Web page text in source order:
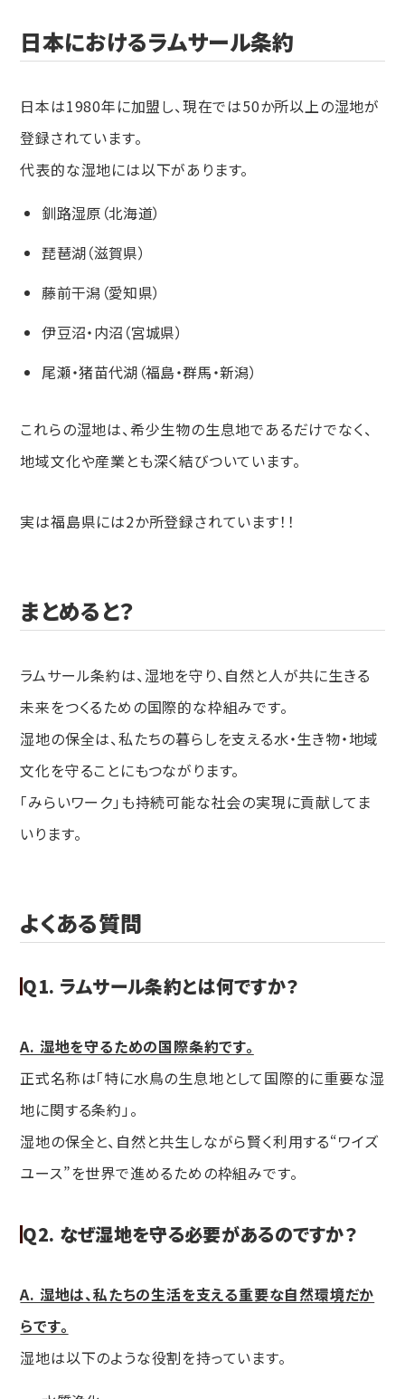
日本におけるラムサール条約
日本は1980年に加盟し、現在では50か所以上の湿地が
登録されています。
代表的な湿地には以下があります。
釧路湿原（北海道）
琵琶湖（滋賀県）
藤前干潟（愛知県）
伊豆沼・内沼（宮城県）
尾瀬・猪苗代湖（福島・群馬・新潟）
これらの湿地は、希少生物の生息地であるだけでなく、
地域文化や産業とも深く結びついています。
実は福島県には2か所登録されています！！
まとめると？
ラムサール条約は、湿地を守り、自然と人が共に生きる
未来をつくるための国際的な枠組みです。
湿地の保全は、私たちの暮らしを支える水・生き物・地域
文化を守ることにもつながります。
「みらいワーク」も持続可能な社会の実現に貢献してま
いります。
よくある質問
Q1. ラムサール条約とは何ですか？
A. 湿地を守るための国際条約です。
正式名称は「特に水鳥の生息地として国際的に重要な湿
地に関する条約」。
湿地の保全と、自然と共生しながら賢く利用する“ワイズ
ユース”を世界で進めるための枠組みです。
Q2. なぜ湿地を守る必要があるのですか？
A. 湿地は、私たちの生活を支える重要な自然環境だか
らです。
湿地は以下のような役割を持っています。